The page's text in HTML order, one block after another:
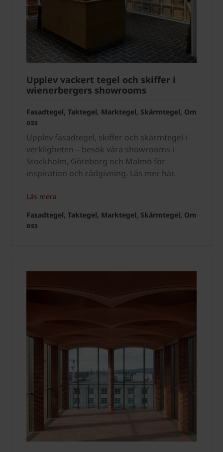
Upplev vackert tegel och skiffer i
wienerbergers showrooms
Fasadtegel, Taktegel, Marktegel, Skärmtegel, Om
oss
Upplev fasadtegel, skiffer och skärmtegel i
verkligheten – besök våra showrooms i
Stockholm, Göteborg och Malmö för
inspiration och rådgivning. Läs mer här.
Läs mera
Fasadtegel, Taktegel, Marktegel, Skärmtegel, Om
oss